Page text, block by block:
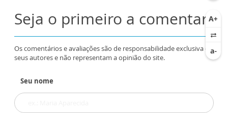
Seja o primeiro a comentar
Os comentários e avaliações são de responsabilidade exclusiva de
seus autores e não representam a opinião do site.
Seu nome